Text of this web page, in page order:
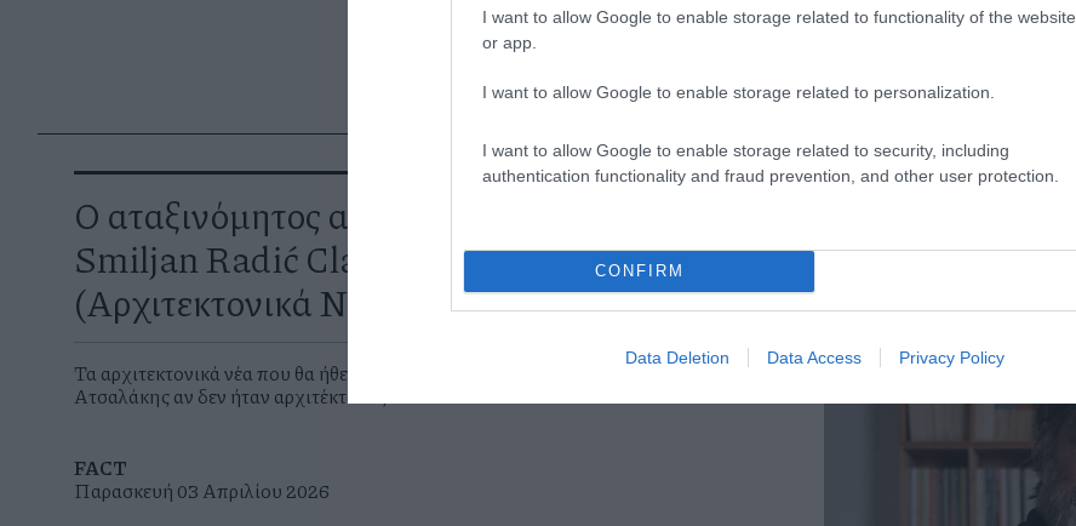
I want to allow Google to enable storage related to functionality of the website
or app.
I want to allow Google to enable storage related to personalization.
I want to allow Google to enable storage related to security, including
authentication functionality and fraud prevention, and other user protection.
CONFIRM
Data Deletion Data Access Privacy Policy
O αταξινόμητος αρχιτέκτονας
Smiljan Radić Clarke
(Αρχιτεκτονικά Νέα 12)
Τα αρχιτεκτονικά νέα που θα ήθελε να διαβάζει ο Γιώργος
Ατσαλάκης αν δεν ήταν αρχιτέκτονας
FACT
Παρασκευή 03 Απριλίου 2026